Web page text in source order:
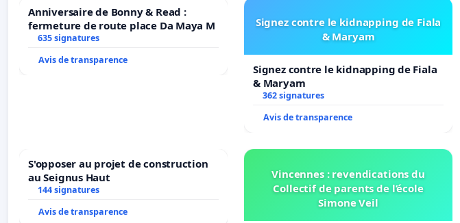
Anniversaire de Bonny & Read :
fermeture de route place Da Maya M
635 signatures
Avis de transparence
Signez contre le kidnapping de Fiala
& Maryam
Signez contre le kidnapping de Fiala
& Maryam
362 signatures
Avis de transparence
S'opposer au projet de construction
au Seignus Haut
144 signatures
Avis de transparence
Vincennes : revendications du
Collectif de parents de l’école
Simone Veil